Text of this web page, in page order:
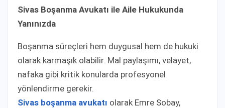
Sivas Boşanma Avukatı ile Aile Hukukunda
Yanınızda
Boşanma süreçleri hem duygusal hem de hukuki
olarak karmaşık olabilir. Mal paylaşımı, velayet,
nafaka gibi kritik konularda profesyonel
yönlendirme gerekir.
Sivas boşanma avukatı olarak Emre Sobay,